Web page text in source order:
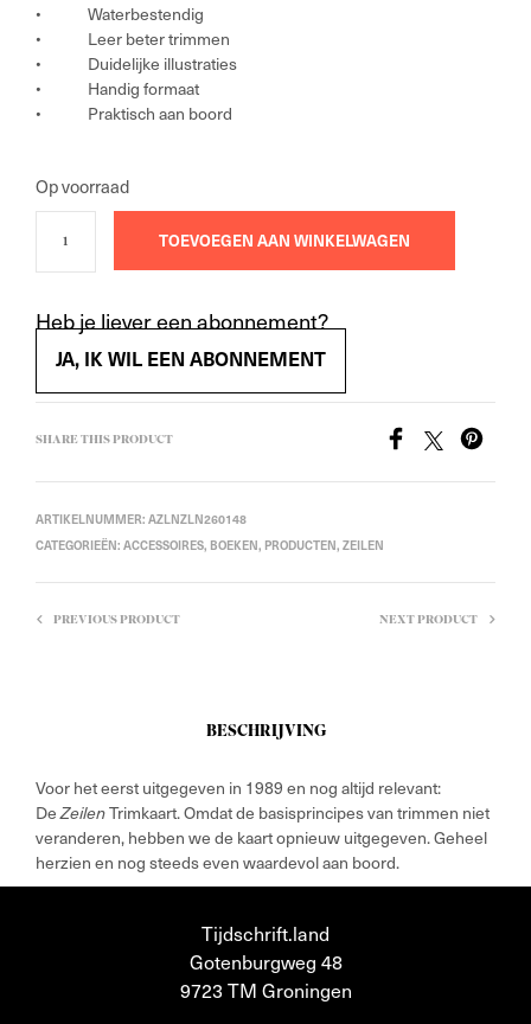
• Waterbestendig
• Leer beter trimmen
• Duidelijke illustraties
• Handig formaat
• Praktisch aan boord
Op voorraad
TOEVOEGEN AAN WINKELWAGEN
Heb je liever een abonnement?
JA, IK WIL EEN ABONNEMENT
SHARE THIS PRODUCT
ARTIKELNUMMER: AZLNZLN260148
CATEGORIEËN: ACCESSOIRES, BOEKEN, PRODUCTEN, ZEILEN
PREVIOUS PRODUCT NEXT PRODUCT
BESCHRIJVING
Voor het eerst uitgegeven in 1989 en nog altijd relevant:
DeZeilenTrimkaart. Omdat de basisprincipes van trimmen niet
veranderen, hebben we de kaart opnieuw uitgegeven. Geheel
herzien en nog steeds even waardevol aan boord.
Tijdschrift.land
Gotenburgweg 48
9723 TM Groningen